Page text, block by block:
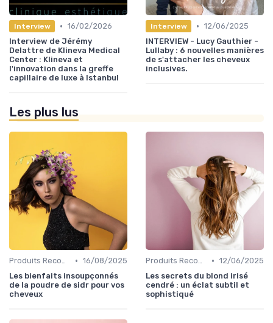
Interview • 16/02/2026
Interview de Jérémy
Delattre de Klineva Medical
Center : Klineva et
l'innovation dans la greffe
capillaire de luxe à Istanbul
Interview • 12/06/2025
INTERVIEW - Lucy Gauthier -
Lullaby : 6 nouvelles manières
de s'attacher les cheveux
inclusives.
Les plus lus
Produits Recommandés • 16/08/2025
Les bienfaits insoupçonnés
de la poudre de sidr pour vos
cheveux
Produits Recommandés • 12/06/2025
Les secrets du blond irisé
cendré : un éclat subtil et
sophistiqué